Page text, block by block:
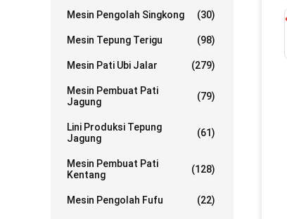
Mesin Pengolah Singkong (30)
Mesin Tepung Terigu (98)
Mesin Pati Ubi Jalar (279)
Mesin Pembuat Pati
Jagung
(79)
Lini Produksi Tepung
Jagung
(61)
Mesin Pembuat Pati
Kentang
(128)
Mesin Pengolah Fufu (22)